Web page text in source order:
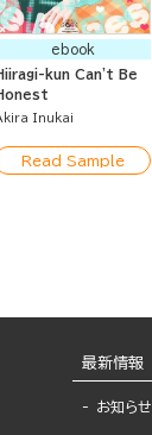
ebook
kun Can't Be
Inukai
Read Sample
最新情報
お知らせ